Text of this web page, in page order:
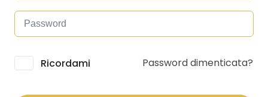
Alternative:
Ricordami Password dimenticata?